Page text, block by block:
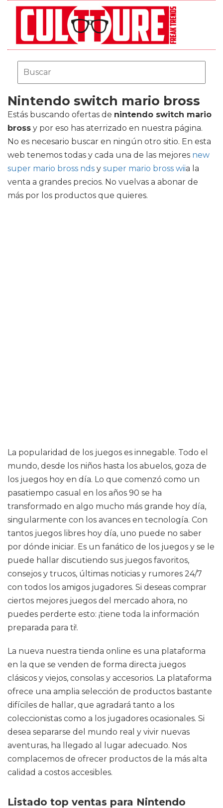
Nintendo switch mario bross
Estás buscando ofertas de nintendo switch mario
bross y por eso has aterrizado en nuestra página.
No es necesario buscar en ningún otro sitio. En esta
web tenemos todas y cada una de las mejores new
super mario bross nds y super mario bross wiia la
venta a grandes precios. No vuelvas a abonar de
más por los productos que quieres.
La popularidad de los juegos es innegable. Todo el
mundo, desde los niños hasta los abuelos, goza de
los juegos hoy en día. Lo que comenzó como un
pasatiempo casual en los años 90 se ha
transformado en algo mucho más grande hoy día,
singularmente con los avances en tecnología. Con
tantos juegos libres hoy día, uno puede no saber
por dónde iniciar. Es un fanático de los juegos y se le
puede hallar discutiendo sus juegos favoritos,
consejos y trucos, últimas noticias y rumores 24/7
con todos los amigos jugadores. Si deseas comprar
ciertos mejores juegos del mercado ahora, no
puedes perderte esto: ¡tiene toda la información
preparada para ti!.
La nueva nuestra tienda online es una plataforma
en la que se venden de forma directa juegos
clásicos y viejos, consolas y accesorios. La plataforma
ofrece una amplia selección de productos bastante
difíciles de hallar, que agradará tanto a los
coleccionistas como a los jugadores ocasionales. Si
desea separarse del mundo real y vivir nuevas
aventuras, ha llegado al lugar adecuado. Nos
complacemos de ofrecer productos de la más alta
calidad a costos accesibles.
Listado top ventas para Nintendo